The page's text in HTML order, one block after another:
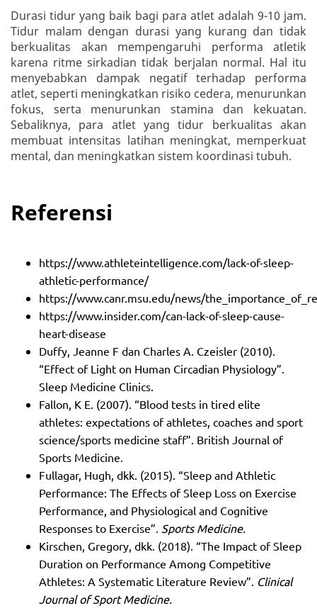
Durasi tidur yang baik bagi para atlet adalah 9-10 jam.
Tidur malam dengan durasi yang kurang dan tidak
berkualitas akan mempengaruhi performa atletik
karena ritme sirkadian tidak berjalan normal. Hal itu
menyebabkan dampak negatif terhadap performa
atlet, seperti meningkatkan risiko cedera, menurunkan
fokus, serta menurunkan stamina dan kekuatan.
Sebaliknya, para atlet yang tidur berkualitas akan
membuat intensitas latihan meningkat, memperkuat
mental, dan meningkatkan sistem koordinasi tubuh.
Referensi
https://www.athleteintelligence.com/lack-of-sleep-
athletic-performance/
https://www.canr.msu.edu/news/
https://www.insider.com/can-lack-of-sleep-cause-
heart-disease
Duffy, Jeanne F dan Charles A. Czeisler (2010).
“Effect of Light on Human Circadian Physiology”.
Sleep Medicine Clinics.
Fallon, K E. (2007). “Blood tests in tired elite
athletes: expectations of athletes, coaches and sport
science/sports medicine staff”. British Journal of
Sports Medicine.
Fullagar, Hugh, dkk. (2015). “Sleep and Athletic
Performance: The Effects of Sleep Loss on Exercise
Performance, and Physiological and Cognitive
Responses to Exercise”. Sports Medicine.
Kirschen, Gregory, dkk. (2018). “The Impact of Sleep
Duration on Performance Among Competitive
Athletes: A Systematic Literature Review”. Clinical
Journal of Sport Medicine.